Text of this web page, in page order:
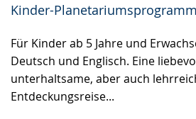
Kinder-
Für Kinder ab 5 Jahre und
Deutsch und Englisch. Eine
unterhaltsame, aber auch
Entdeckungsreise...